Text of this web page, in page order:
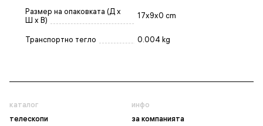
Размер на опаковката (Д x
Ш x В)
17x9x0 cm
Транспортно тегло 0.004 kg
каталог
телескопи
инфо
за компанията